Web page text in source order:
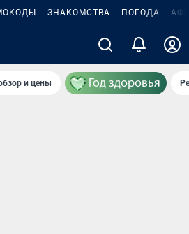
ЗНАКОМСТВА ПОГОДА
и цены